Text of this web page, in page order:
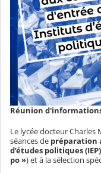
Réunion
Le lycée docteur Charles
séances de préparation
d’études politiques (IEP)
po ») et à la sélection